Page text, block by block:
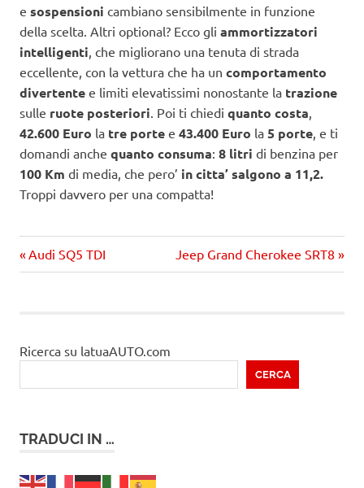
e sospensioni cambiano sensibilmente in funzione
della scelta. Altri optional? Ecco gli ammortizzatori
intelligenti , che migliorano una tenuta di strada
eccellente, con la vettura che ha un comportamento
divertente e limiti elevatissimi nonostante la trazione
sulle ruote posteriori . Poi ti chiedi quanto costa
42.600 Euro la tre porte e 43.400 Euro la 5 porte , e ti
domandi anche quanto consuma: 8 litri di benzina per
100 Km di media, che pero’ in citta’ salgono a 11,2.
Troppi davvero per una compatta!
Navigazione
Precedente
articolo:
Audi SQ5 TDI
Prossimo
articolo
Jeep Grand Cherokee SRT8
Ricerca su latuaAUTO.com
CERCA
TRADUCI IN …